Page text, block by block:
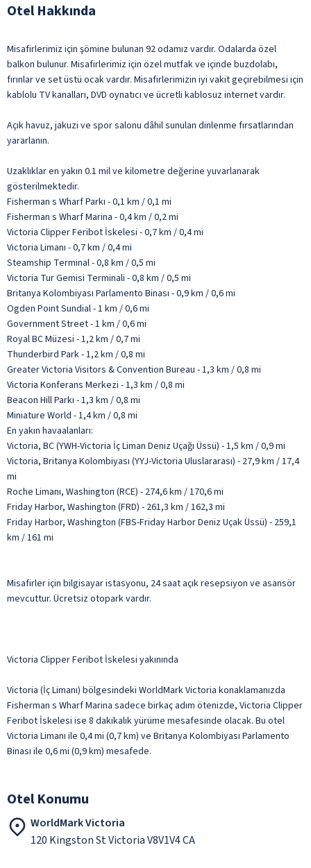
Otel Hakkında
Misafirlerimiz için şömine bulunan 92 odamız vardır. Odalarda özel
balkon bulunur. Misafirlerimiz için özel mutfak ve içinde buzdolabı,
fırınlar ve set üstü ocak vardır. Misafirlerimizin iyi vakit geçirebilmesi için
kablolu TV kanalları, DVD oynatıcı ve ücretli kablosuz internet vardır.
Açık havuz, jakuzi ve spor salonu dâhil sunulan dinlenme fırsatlarından
yararlanın.
Uzaklıklar en yakın 0.1 mil ve kilometre değerine yuvarlanarak
gösterilmektedir.
Fisherman s Wharf Parkı - 0,1 km / 0,1 mi
Fisherman s Wharf Marina - 0,4 km / 0,2 mi
Victoria Clipper Feribot İskelesi - 0,7 km / 0,4 mi
Victoria Limanı - 0,7 km / 0,4 mi
Steamship Terminal - 0,8 km / 0,5 mi
Victoria Tur Gemisi Terminali - 0,8 km / 0,5 mi
Britanya Kolombiyası Parlamento Binası - 0,9 km / 0,6 mi
Ogden Point Sundial - 1 km / 0,6 mi
Government Street - 1 km / 0,6 mi
Royal BC Müzesi - 1,2 km / 0,7 mi
Thunderbird Park - 1,2 km / 0,8 mi
Greater Victoria Visitors & Convention Bureau - 1,3 km / 0,8 mi
Victoria Konferans Merkezi - 1,3 km / 0,8 mi
Beacon Hill Parkı - 1,3 km / 0,8 mi
Miniature World - 1,4 km / 0,8 mi
En yakın havaalanları:
Victoria, BC (YWH-Victoria İç Liman Deniz Uçağı Üssü) - 1,5 km / 0,9 mi
Victoria, Britanya Kolombiyası (YYJ-Victoria Uluslararası) - 27,9 km / 17,4
mi
Roche Limanı, Washington (RCE) - 274,6 km / 170,6 mi
Friday Harbor, Washington (FRD) - 261,3 km / 162,3 mi
Friday Harbor, Washington (FBS-Friday Harbor Deniz Uçak Üssü) - 259,1
km / 161 mi
Misafirler için bilgisayar istasyonu, 24 saat açık resepsiyon ve asansör
mevcuttur. Ücretsiz otopark vardır.
Victoria Clipper Feribot İskelesi yakınında
Victoria (İç Limanı) bölgesindeki WorldMark Victoria konaklamanızda
Fisherman s Wharf Marina sadece birkaç adım ötenizde, Victoria Clipper
Feribot İskelesi ise 8 dakikalık yürüme mesafesinde olacak. Bu otel
Victoria Limanı ile 0,4 mi (0,7 km) ve Britanya Kolombiyası Parlamento
Binası ile 0,6 mi (0,9 km) mesafede.
Otel Konumu
WorldMark Victoria
120 Kingston St Victoria V8V1V4 CA